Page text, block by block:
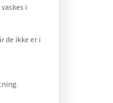
i
de ikke er i